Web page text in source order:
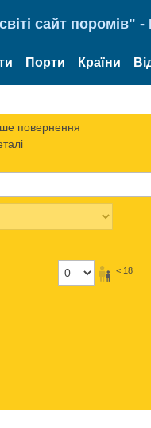
сайт поромів"
Порти Країни
повернення
< 18